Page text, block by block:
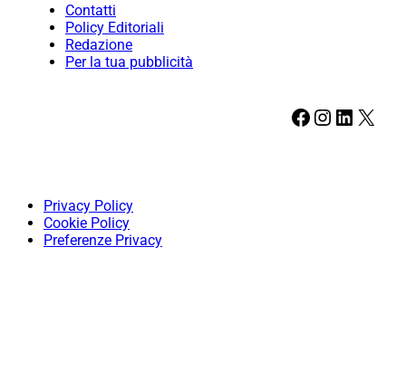
Contatti
Policy Editoriali
Redazione
Per la tua pubblicità
Facebook Instagram LinkedIn X
Privacy Policy
Cookie Policy
Preferenze Privacy